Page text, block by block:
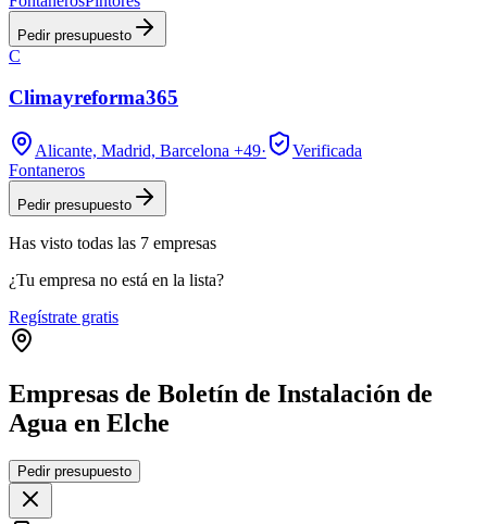
Pedir presupuesto
C
Climayreforma365
Alicante, Madrid, Barcelona +49·
Verificada
Fontaneros
Pedir presupuesto
Has visto todas las 7 empresas
¿Tu empresa no está en la lista?
Regístrate gratis
Empresas de Boletín de Instalación de
Agua en Elche
+
Pedir presupuesto